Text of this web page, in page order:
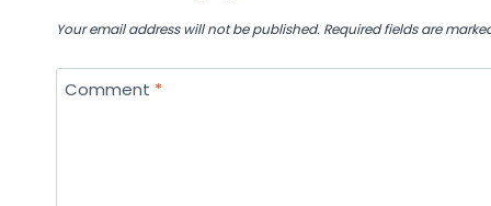
Your email address will not be published. Required fields are
Comment *